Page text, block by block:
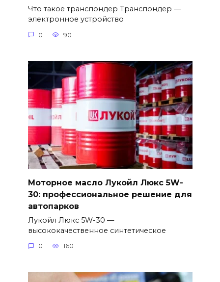
Что такое транспондер Транспондер —
электронное устройство
0 90
Моторное масло Лукойл Люкс 5W-
30: профессиональное решение для
автопарков
Лукойл Люкс 5W-30 —
высококачественное синтетическое
0 160